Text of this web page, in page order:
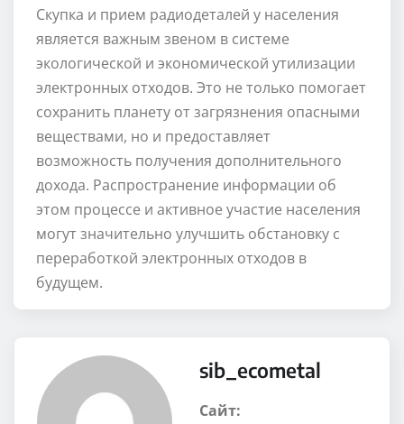
Скупка и прием радиодеталей у населения
является важным звеном в системе
экологической и экономической утилизации
электронных отходов. Это не только помогает
сохранить планету от загрязнения опасными
веществами, но и предоставляет
возможность получения дополнительного
дохода. Распространение информации об
этом процессе и активное участие населения
могут значительно улучшить обстановку с
переработкой электронных отходов в
будущем.
sib_ecometal
Сайт: